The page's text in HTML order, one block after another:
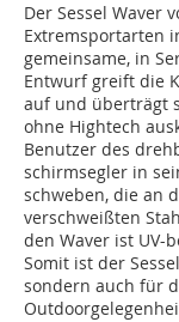
Der Sessel Waver
Extremsportarten
gemeinsame, in
Entwurf greift die
auf und überträgt
ohne Hightech
Benutzer des
schirmsegler in
schweben, die an
verschweißten
den Waver ist UV-
Somit ist der
sondern auch für